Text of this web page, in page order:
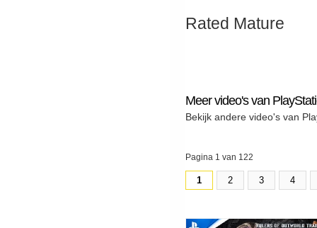
Rated Mature
Meer video's van
Bekijk andere video's van
Pagina 1 van 122
1 2 3 4